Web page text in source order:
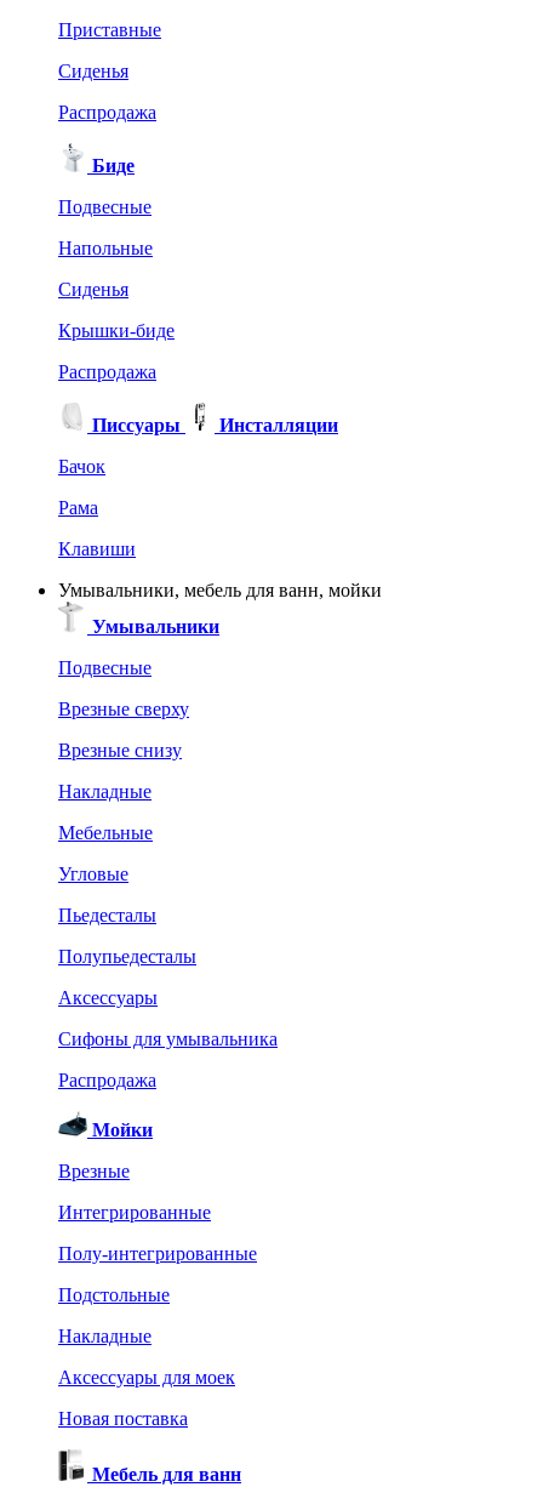
Приставные
Сиденья
Распродажа
Биде
Подвесные
Напольные
Сиденья
Крышки-биде
Распродажа
Писсуары
Инсталляции
Бачок
Рама
Клавиши
Умывальники, мебель для ванн, мойки
Умывальники
Подвесные
Врезные сверху
Врезные снизу
Накладные
Мебельные
Угловые
Пьедесталы
Полупьедесталы
Аксессуары
Сифоны для умывальника
Распродажа
Мойки
Врезные
Интегрированные
Полу-интегрированные
Подстольные
Накладные
Аксессуары для моек
Новая поставка
Мебель для ванн